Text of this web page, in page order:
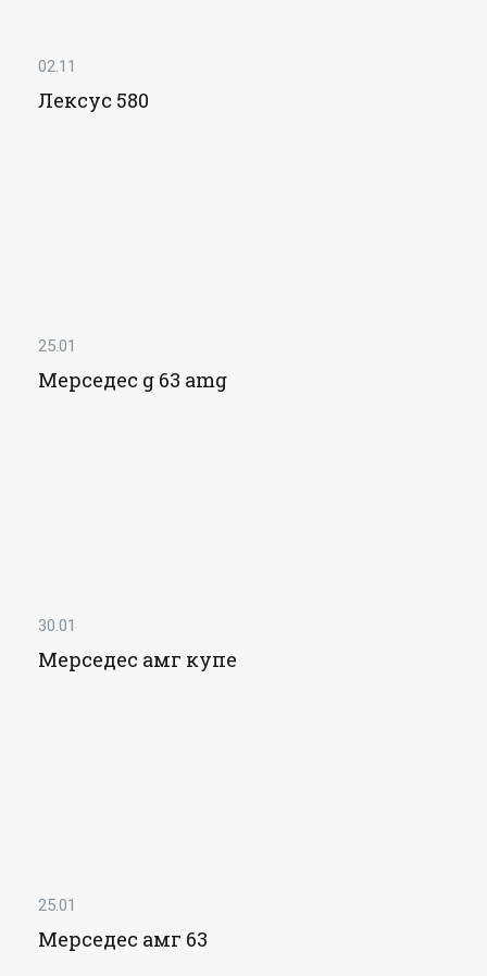
02.11
Лексус 580
25.01
Мерседес g 63 amg
30.01
Мерседес амг купе
25.01
Мерседес амг 63